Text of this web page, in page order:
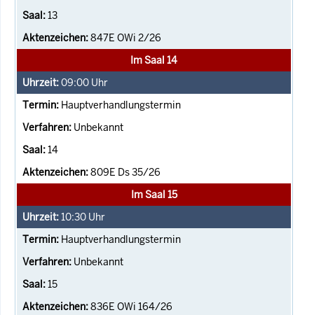
13
847E OWi 2/26
Im Saal 14
09:00 Uhr
Hauptverhandlungstermin
Unbekannt
14
809E Ds 35/26
Im Saal 15
10:30 Uhr
Hauptverhandlungstermin
Unbekannt
15
836E OWi 164/26